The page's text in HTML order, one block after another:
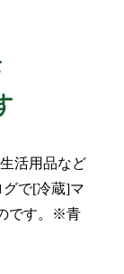
活用品など
で[冷蔵]マ
です。※青